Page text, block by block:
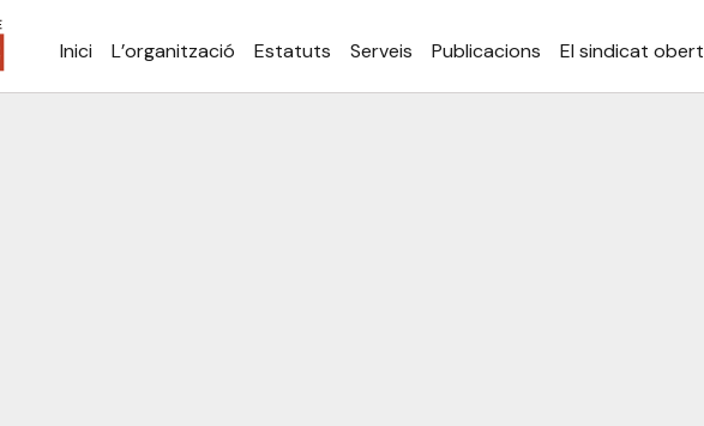
Inici L’organització Estatuts Serveis Publicacions El sindicat obert